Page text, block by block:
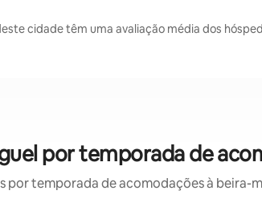
cidade têm uma avaliação média dos
por temporada de
por temporada de acomodações à